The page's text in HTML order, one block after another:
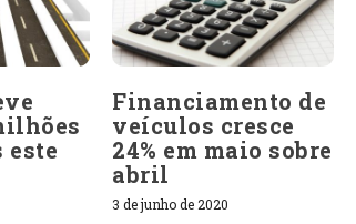
este
Financiamento de
veículos cresce
24% em maio sobre
abril
3 de junho de 2020